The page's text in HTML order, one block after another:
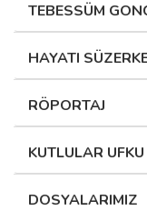
TEBESSÜM
HAYATI
RÖPORTAJ
KUTLULAR UFKU
DOSYALARIMIZ